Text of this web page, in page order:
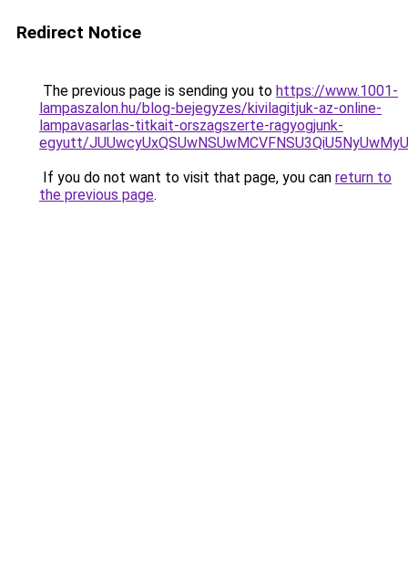
Redirect Notice
The previous page is sending you to https://www.1001-
lampaszalon.hu/blog-bejegyzes/kivilagitjuk-az-online-
lampavasarlas-titkait-orszagszerte-ragyogjunk-
egyutt/
If you do not want to visit that page, you can return to
the previous page.